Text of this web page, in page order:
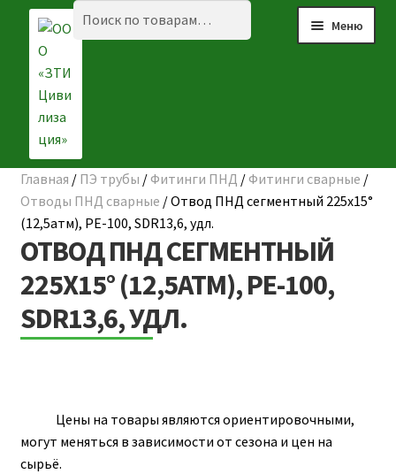
Перейти
навигации
Перейти
содержимому
Искать:
Поиск
Меню
☰ КАТАЛОГ
ГЛАВНАЯ
О КОМПАНИИ
НАШИ ОБЪЕКТЫ
КОНТАКТЫ
Главная / ПЭ трубы /Фитинги ПНД /Фитинги сварные /
Отводы ПНД сварные /Отвод ПНД сегментный 225х15°
(12,5атм), РЕ-100, SDR13,6, удл.
ОТВОД ПНД СЕГМЕНТНЫЙ
225Х15° (12,5АТМ), РЕ-100,
SDR13,6, УДЛ.
Цены на товары являются ориентировочными,
могут меняться в зависимости от сезона и цен на
сырьё.